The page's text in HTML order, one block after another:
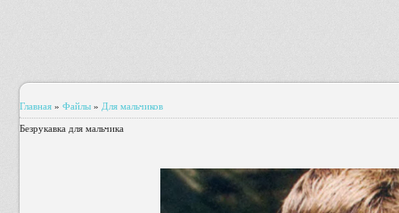
Главная » Файлы » Для мальчиков
Безрукавка для мальчика